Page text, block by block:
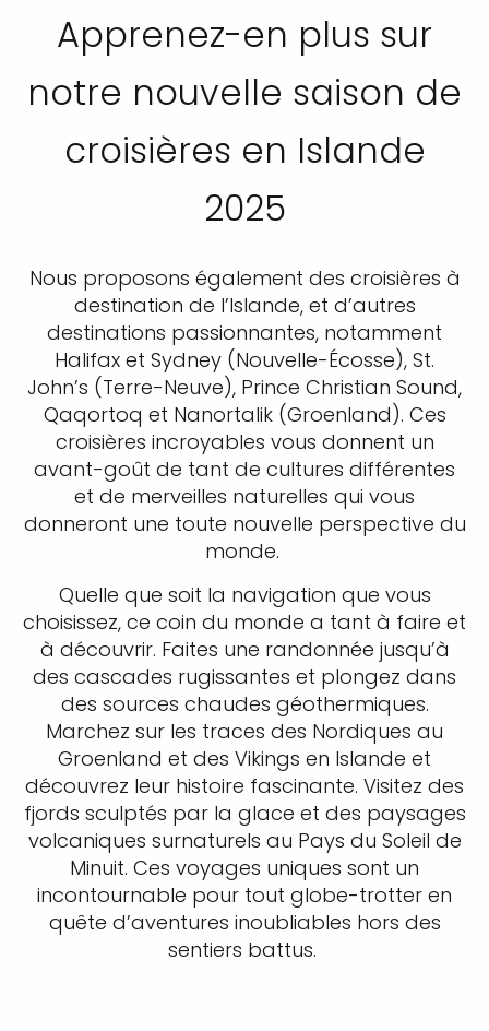
Apprenez-en plus sur
notre nouvelle saison de
croisières en Islande
2025
Nous proposons également des croisières à
destination de l’Islande, et d’autres
destinations passionnantes, notamment
Halifax et Sydney (Nouvelle-Écosse), St.
John’s (Terre-Neuve), Prince Christian Sound,
Qaqortoq et Nanortalik (Groenland). Ces
croisières incroyables vous donnent un
avant-goût de tant de cultures différentes
et de merveilles naturelles qui vous
donneront une toute nouvelle perspective du
monde.
Quelle que soit la navigation que vous
choisissez, ce coin du monde a tant à faire et
à découvrir. Faites une randonnée jusqu’à
des cascades rugissantes et plongez dans
des sources chaudes géothermiques.
Marchez sur les traces des Nordiques au
Groenland et des Vikings en Islande et
découvrez leur histoire fascinante. Visitez des
fjords sculptés par la glace et des paysages
volcaniques surnaturels au Pays du Soleil de
Minuit. Ces voyages uniques sont un
incontournable pour tout globe-trotter en
quête d’aventures inoubliables hors des
sentiers battus.